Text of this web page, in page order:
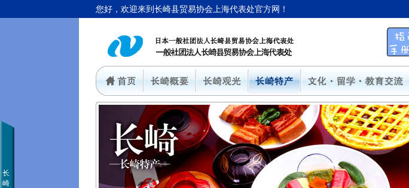
您好，欢迎来到长崎县贸易协会上海代表处官方网！
长
崎